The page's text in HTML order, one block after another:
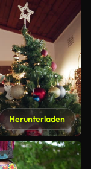
Herunterladen